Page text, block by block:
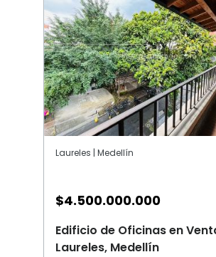
Laureles | Medellín
$4.500.000.000
Edificio de Oficinas en
Laureles, Medellín